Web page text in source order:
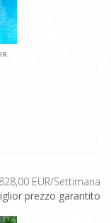
EUR/Settimana
prezzo garantito